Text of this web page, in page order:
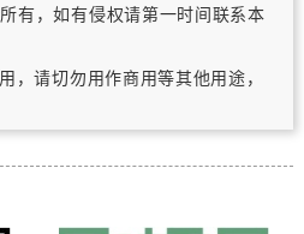
有，如有侵权请第一时间联系本
，请切勿用作商用等其他用途，